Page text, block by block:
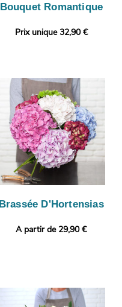
Bouquet Romantique
Prix unique 32,90 €
Brassée D'Hortensias
A partir de 29,90 €